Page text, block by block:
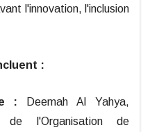
l'innovation, l'inclusion
:
: Deemah Al Yahya,
de l'Organisation de